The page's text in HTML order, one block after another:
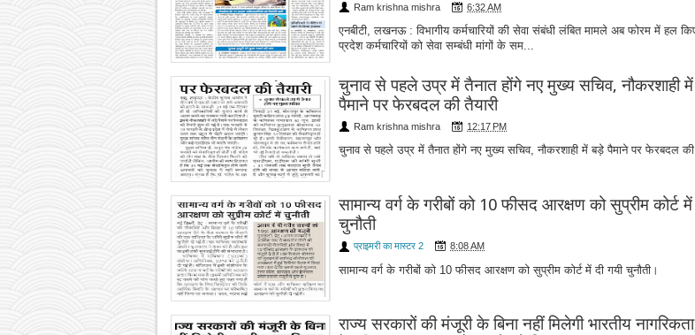
Ram krishna mishra 6:32 AM
एनबीटी, लखनऊ : विभागीय कर्मचारियों की सेवा संबंधी लंबित मामले अब फोरम में हल
प्रदेश कर्मचारियों को सेवा सम्बंधी मांगों के सम...
चुनाव से पहले उप्र में तैनात होंगे नए मुख्य सचिव, नौकरशाही
पैमाने पर फेरबदल की तैयारी
Ram krishna mishra 12:17 PM
चुनाव से पहले उप्र में तैनात होंगे नए मुख्य सचिव, नौकरशाही में बड़े पैमाने पर फेरबदल
सामान्य वर्ग के गरीबों को 10 फीसद आरक्षण को सुप्रीम कोर्ट में
चुनौती
प्राइमरी का मास्टर 2 8:08 AM
सामान्य वर्ग के गरीबों को 10 फीसद आरक्षण को सुप्रीम कोर्ट में दी गयी चुनौती।
राज्य सरकारों की मंजूरी के बिना नहीं मिलेगी भारतीय